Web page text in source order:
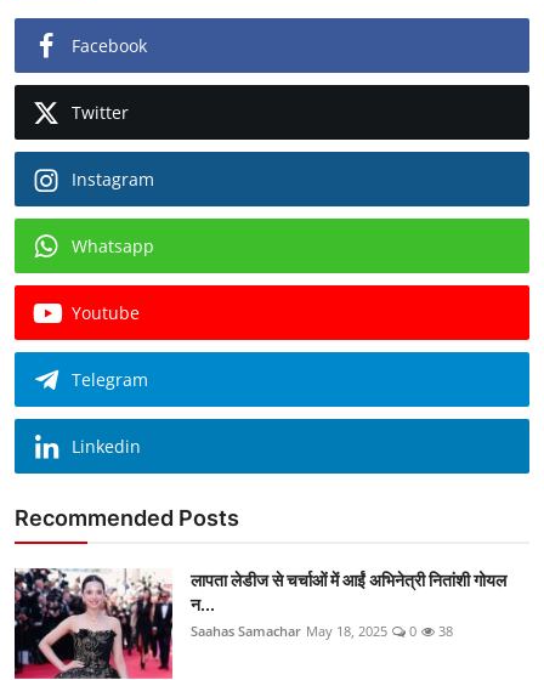
Facebook
Twitter
Instagram
Whatsapp
Youtube
Telegram
Linkedin
Recommended Posts
लापता लेडीज से चर्चाओं में आईं अभिनेत्री नितांशी गोयल
न...
Saahas Samachar May 18, 2025 0 38